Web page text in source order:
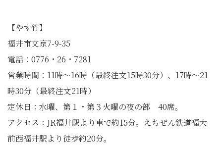
【やす竹】
福井市文京7-9-35
電話：0776・26・7281
営業時間：11時～16時（最終注文15時30分）、17時～21
時30分（最終注文21時）
定休日：水曜、第１・第３火曜の夜の部 40席。
アクセス：JR福井駅より車で約15分。えちぜん鉄道福大
前西福井駅より徒歩約20分。